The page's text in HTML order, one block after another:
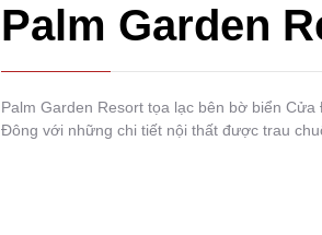
Palm Garden
Palm Garden Resort tọa lạc bên bờ biển
Đông với những chi tiết nội thất được trau